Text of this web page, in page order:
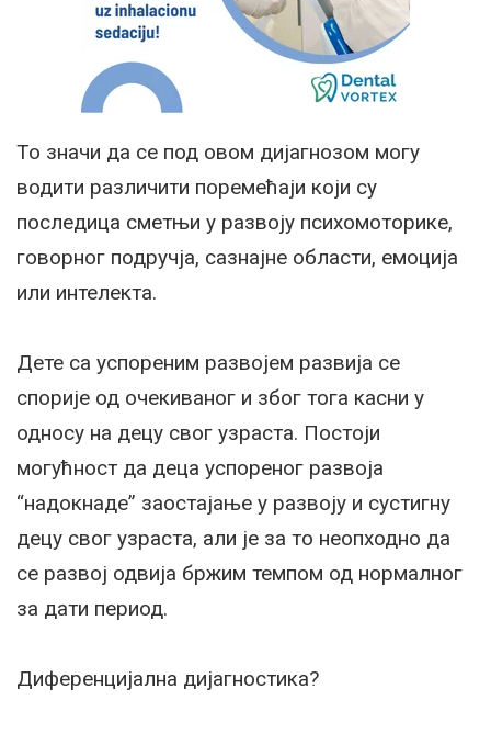
То значи да се под овом дијагнозом могу
водити различити поремећаји који су
последица сметњи у развоју психомоторике,
говорног подручја, сазнајне области, емоција
или интелекта.
Дете са успореним развојем развија се
спорије од очекиваног и због тога касни у
односу на децу свог узраста. Постоји
могућност да деца успореног развоја
“надокнаде” заостајање у развоју и сустигну
децу свог узраста, али је за то неопходно да
се развој одвија бржим темпом од нормалног
за дати период.
Диференцијална дијагностика?